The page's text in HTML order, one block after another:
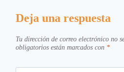
Deja una respuesta
Tu dirección de correo electrónico no
obligatorios están marcados con *